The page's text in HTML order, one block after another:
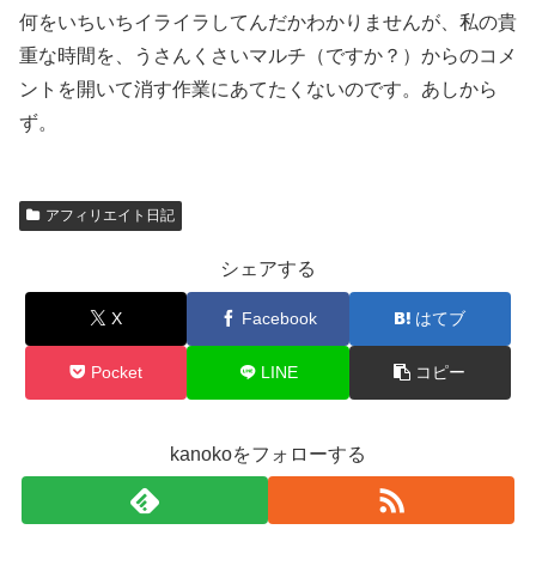
何をいちいちイライラしてんだかわかりませんが、私の貴
重な時間を、うさんくさいマルチ（ですか？）からのコメ
ントを開いて消す作業にあてたくないのです。あしから
ず。
アフィリエイト日記
シェアする
X Facebook はてブ
Pocket LINE コピー
kanokoをフォローする